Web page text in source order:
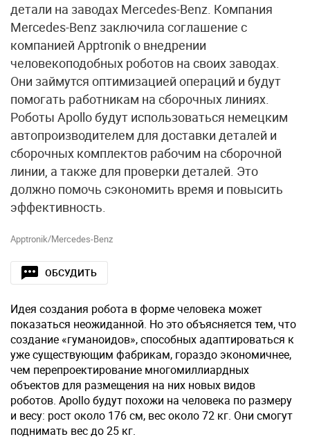
детали на заводах Mercedes-Benz. Компания
Mercedes-Benz заключила соглашение с
компанией Apptronik о внедрении
человекоподобных роботов на своих заводах.
Они займутся оптимизацией операций и будут
помогать работникам на сборочных линиях.
Роботы Apollo будут использоваться немецким
автопроизводителем для доставки деталей и
сборочных комплектов рабочим на сборочной
линии, а также для проверки деталей. Это
должно помочь сэкономить время и повысить
эффективность.
Apptronik/Mercedes-Benz
ОБСУДИТЬ
Идея создания робота в форме человека может
показаться неожиданной. Но это объясняется тем, что
создание «гуманоидов», способных адаптироваться к
уже существующим фабрикам, гораздо экономичнее,
чем перепроектирование многомиллиардных
объектов для размещения на них новых видов
роботов. Apollo будут похожи на человека по размеру
и весу: рост около 176 см, вес около 72 кг. Они смогут
поднимать вес до 25 кг.